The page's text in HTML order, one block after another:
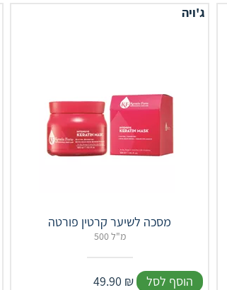
ג'ויה
מסכה לשיער קרטין פורטה
500 מ"ל
49.90 ₪ הוסף לסל